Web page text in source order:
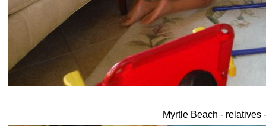
Myrtle Beach - relatives